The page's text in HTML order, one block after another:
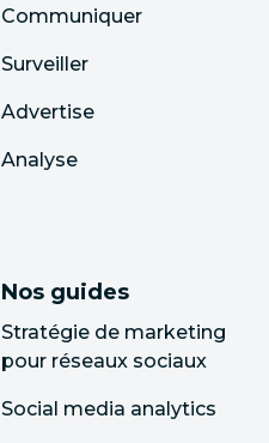
Communiquer
Surveiller
Advertise
Analyse
Nos guides
Stratégie de marketing
pour réseaux sociaux
Social media analytics